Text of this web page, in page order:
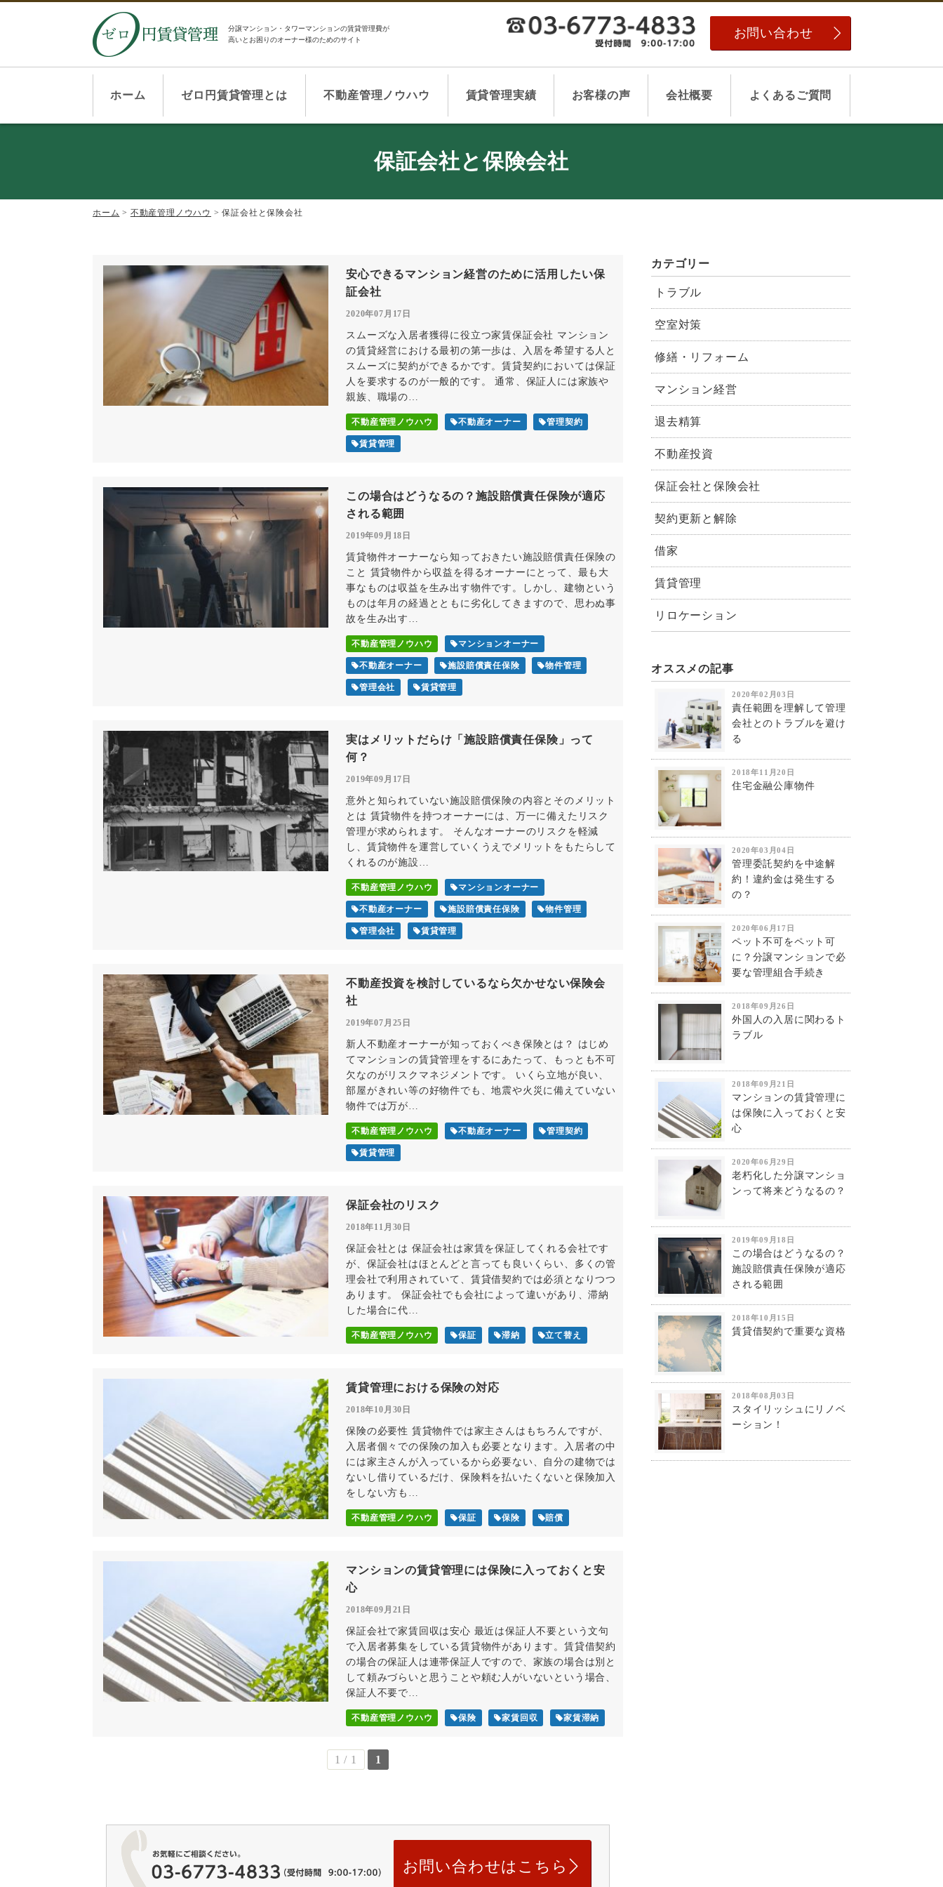
分譲マンション・タワーマンションの賃貸管理費が
高いとお困りのオーナー様のためのサイト
お問い合わせ
ホーム ゼロ円賃貸管理とは 不動産管理ノウハウ 賃貸管理実績 お客様の声 会社概要 よくあるご質問
保証会社と保険会社
ホーム > 不動産管理ノウハウ >保証会社と保険会社
安心できるマンション経営のために活用したい保
証会社
2020年07月17日
スムーズな入居者獲得に役立つ家賃保証会社 マンション
の賃貸経営における最初の第一歩は、入居を希望する人と
スムーズに契約ができるかです。賃貸契約においては保証
人を要求するのが一般的です。 通常、保証人には家族や
親族、職場の…
不動産管理ノウハウ 不動産オーナー 管理契約
賃貸管理
この場合はどうなるの？施設賠償責任保険が適応
される範囲
2019年09月18日
賃貸物件オーナーなら知っておきたい施設賠償責任保険の
こと 賃貸物件から収益を得るオーナーにとって、最も大
事なものは収益を生み出す物件です。しかし、建物という
ものは年月の経過とともに劣化してきますので、思わぬ事
故を生み出す…
不動産管理ノウハウ マンションオーナー
不動産オーナー 施設賠償責任保険 物件管理
管理会社 賃貸管理
実はメリットだらけ「施設賠償責任保険」って
何？
2019年09月17日
意外と知られていない施設賠償保険の内容とそのメリット
とは 賃貸物件を持つオーナーには、万一に備えたリスク
管理が求められます。 そんなオーナーのリスクを軽減
し、賃貸物件を運営していくうえでメリットをもたらして
くれるのが施設…
不動産管理ノウハウ マンションオーナー
不動産オーナー 施設賠償責任保険 物件管理
管理会社 賃貸管理
不動産投資を検討しているなら欠かせない保険会
社
2019年07月25日
新人不動産オーナーが知っておくべき保険とは？ はじめ
てマンションの賃貸管理をするにあたって、もっとも不可
欠なのがリスクマネジメントです。 いくら立地が良い、
部屋がきれい等の好物件でも、地震や火災に備えていない
物件では万が…
不動産管理ノウハウ 不動産オーナー 管理契約
賃貸管理
保証会社のリスク
2018年11月30日
保証会社とは 保証会社は家賃を保証してくれる会社です
が、保証会社はほとんどと言っても良いくらい、多くの管
理会社で利用されていて、賃貸借契約では必須となりつつ
あります。 保証会社でも会社によって違いがあり、滞納
した場合に代…
不動産管理ノウハウ 保証 滞納 立て替え
賃貸管理における保険の対応
2018年10月30日
保険の必要性 賃貸物件では家主さんはもちろんですが、
入居者個々での保険の加入も必要となります。入居者の中
には家主さんが入っているから必要ない、自分の建物では
ないし借りているだけ、保険料を払いたくないと保険加入
をしない方も…
不動産管理ノウハウ 保証 保険 賠償
マンションの賃貸管理には保険に入っておくと安
心
2018年09月21日
保証会社で家賃回収は安心 最近は保証人不要という文句
で入居者募集をしている賃貸物件があります。賃貸借契約
の場合の保証人は連帯保証人ですので、家族の場合は別と
して頼みづらいと思うことや頼む人がいないという場合、
保証人不要で…
不動産管理ノウハウ 保険 家賃回収 家賃滞納
1 / 1 1
お問い合わせはこちら
カテゴリー
トラブル
空室対策
修繕・リフォーム
マンション経営
退去精算
不動産投資
保証会社と保険会社
契約更新と解除
借家
賃貸管理
リロケーション
オススメの記事
2020年02月03日
責任範囲を理解して管理
会社とのトラブルを避け
る
2018年11月20日
住宅金融公庫物件
2020年03月04日
管理委託契約を中途解
約！違約金は発生する
の？
2020年06月17日
ペット不可をペット可
に？分譲マンションで必
要な管理組合手続き
2018年09月26日
外国人の入居に関わるト
ラブル
2018年09月21日
マンションの賃貸管理に
は保険に入っておくと安
心
2020年06月29日
老朽化した分譲マンショ
ンって将来どうなるの？
2019年09月18日
この場合はどうなるの？
施設賠償責任保険が適応
される範囲
2018年10月15日
賃貸借契約で重要な資格
2018年08月03日
スタイリッシュにリノベ
ーション！